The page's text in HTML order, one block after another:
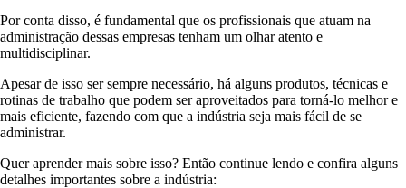
Por conta disso, é fundamental que os profissionais que atuam na
administração dessas empresas tenham um olhar atento e
multidisciplinar.
Apesar de isso ser sempre necessário, há alguns produtos, técnicas e
rotinas de trabalho que podem ser aproveitados para torná-lo melhor e
mais eficiente, fazendo com que a indústria seja mais fácil de se
administrar.
Quer aprender mais sobre isso? Então continue lendo e confira alguns
detalhes importantes sobre a indústria: